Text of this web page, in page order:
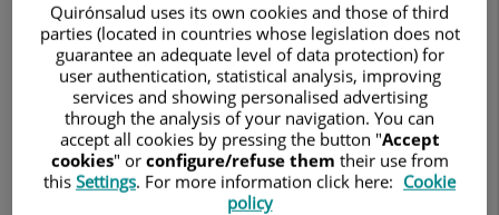
Judith Íria Sheyla Jorge García
FACULTATIVO ESPECIALISTA ANESTESIOLOGÍA
Y REANIMACIÓN
Anestesiología y Reanimación
Quirónsalud uses its own cookies and those of third
parties (located in countries whose legislation does not
guarantee an adequate level of data protection) for
user authentication, statistical analysis, improving
services and showing personalised advertising
through the analysis of your navigation. You can
accept all cookies by pressing the button "Accept
cookies" or configure/refuse them their use from
this Settings. For more information click here: Cookie
policy